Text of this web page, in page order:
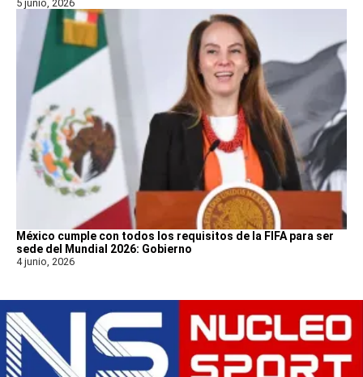
5 junio, 2026
México cumple con todos los requisitos de la FIFA para ser
sede del Mundial 2026: Gobierno
4 junio, 2026